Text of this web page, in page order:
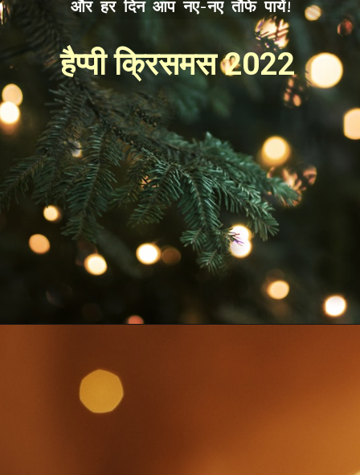
और हर दिन आप नए-नए तौफे पायें!
हैप्पी क्रिसमस 2022